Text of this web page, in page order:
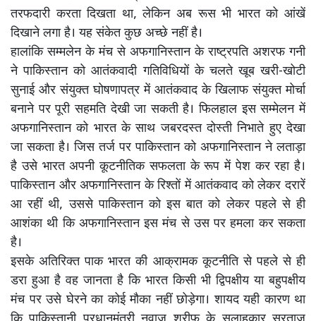
तरफदारी करता दिखता था, लेकिन अब रूस भी भारत को आंखें
दिखाने लगा है। यह संकेत कुछ अच्छे नहीं है।
हालांकि सम्मलेन के मंच से अफगानिस्तान के राष्ट्रपति अशरफ गनी
ने पाकिस्तान को आतंकवादी गतिविधियों के चलते खूब खरी-खोटी
सुनाई और संयुक्त घोषणापत्र में आतंकवाद के खिलाफ संयुक्त मोर्चा
बनाने पर पूरी सहमति देखी जा सकती है। फिलहाल इस सम्मेलन में
अफगानिस्तान को भारत के साथ जबरदस्त दोस्ती निभाते हुए देखा
जा सकता है। जिस तर्ज पर पाकिस्तान को अफगानिस्तान ने लताड़ा
है उसे भारत अपनी कूटनीतिक सफलता के रूप में पेश कर रहा है।
पाकिस्तान और अफगानिस्तान के रिश्तों में आतंकवाद को लेकर दरारें
आ रहीं थी, उससे पाकिस्तान को इस बात को लेकर पहले से ही
आशंका थी कि अफगानिस्तान इस मंच से उस पर हमला कर सकता
है।
इसके अतिरिक्त पाक भारत की आक्रामक कूटनीति से पहले से ही
डरा हुआ है वह जानता है कि भारत किसी भी द्विपक्षीय या बहुपक्षीय
मंच पर उसे घेरने का कोई मौका नहीं छोड़ेगा। शायद यही कारण था